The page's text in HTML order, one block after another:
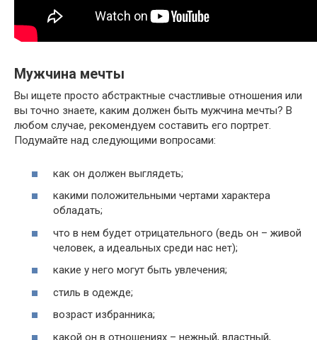
Мужчина мечты
Вы ищете просто абстрактные счастливые отношения или
вы точно знаете, каким должен быть мужчина мечты? В
любом случае, рекомендуем составить его портрет.
Подумайте над следующими вопросами:
как он должен выглядеть;
какими положительными чертами характера
обладать;
что в нем будет отрицательного (ведь он – живой
человек, а идеальных среди нас нет);
какие у него могут быть увлечения;
стиль в одежде;
возраст избранника;
какой он в отношениях – нежный, властный,